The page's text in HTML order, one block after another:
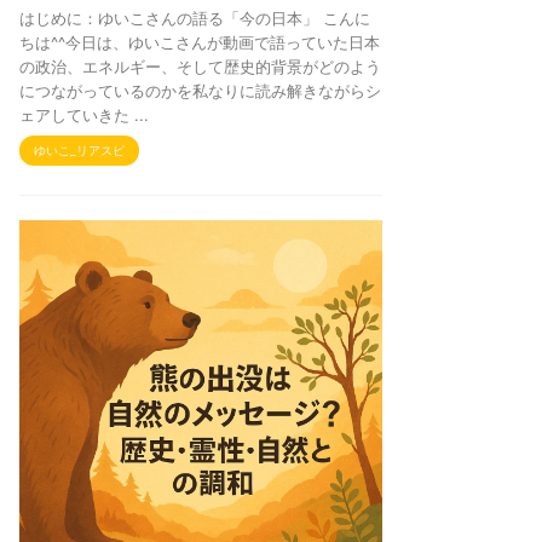
はじめに：ゆいこさんの語る「今の日本」 こんに
ちは^^今日は、ゆいこさんが動画で語っていた日本
の政治、エネルギー、そして歴史的背景がどのよう
につながっているのかを私なりに読み解きながらシ
ェアしていきた ...
ゆいこ_リアスピ